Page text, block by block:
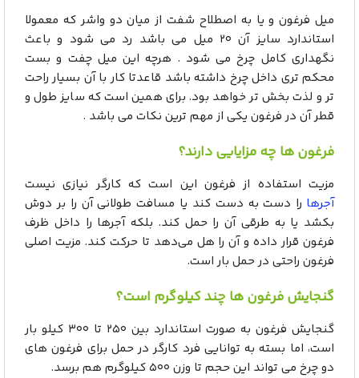
میل فرغون و یا به اصطلاح شفت از میان دو واشر که معمولا
استاندارد سایز آن ۲۰ میل می باشد رد می شود و باعث
نگهداری کامل چرخ می شود . هرچه این میل چفت و بست
محکم تری داخل چرخ داشته باشد قاعدتا کار با آن بسیار راحت
تر و لذت بخش تر خواهد بود. برای همین است که سایز طول و
قطر آن در فرغون یکی از مهم ترین نکات می باشد .
فرغون ها چه مزایایی دارند؟
مزیت استفاده از فرغون این است که کارگر نیازی نیست
آجرها را دست به دست کند یا مسافت طولانی آن را بر دوش
بکشد یا به طرقی آن را حمل کند. بلکه آجرها را داخل ظرف
فرغون قرار داده و آن را هل می‌دهد تا حرکت کند. مزیت اصلی
فرغون راحتی در حمل بار است.
گنجایش فرغون ها چند کیلوگرم است؟
گنجایش فرغون به صورت استاندارد بین ۲۵۰ تا ۳۰۰ کیلو بار
است، اما بسته به توانایی فرد کارگر در حمل برای فرغون های
دو چرخ می تواند این حجم تا وزن ۵۰۰ کیلوگرم هم برسد.